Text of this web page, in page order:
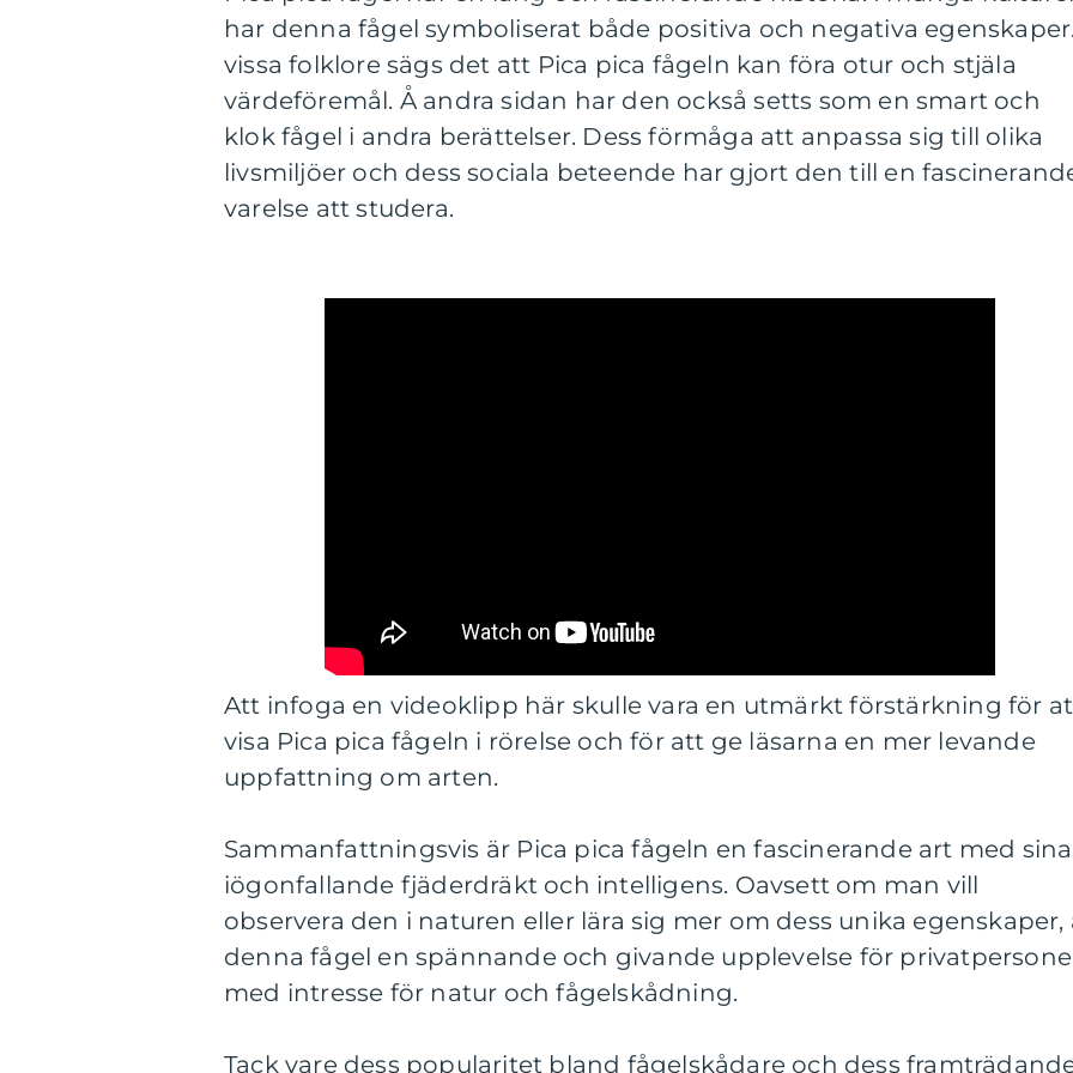
har denna fågel symboliserat både positiva och negativa
vissa folklore sägs det att Pica pica fågeln kan föra otur och stjäla
värdeföremål. Å andra sidan har den också setts som en smart och
klok fågel i andra berättelser. Dess förmåga att anpassa sig till olika
livsmiljöer och dess sociala beteende har gjort den till en
varelse att studera.
Att infoga en videoklipp här skulle vara en utmärkt förstärkning för
visa Pica pica fågeln i rörelse och för att ge läsarna en mer levande
uppfattning om arten.
Sammanfattningsvis är Pica pica fågeln en fascinerande art med sina
iögonfallande fjäderdräkt och intelligens. Oavsett om man vill
observera den i naturen eller lära sig mer om dess unika egenskaper,
denna fågel en spännande och givande upplevelse för
med intresse för natur och fågelskådning.
Tack vare dess popularitet bland fågelskådare och dess